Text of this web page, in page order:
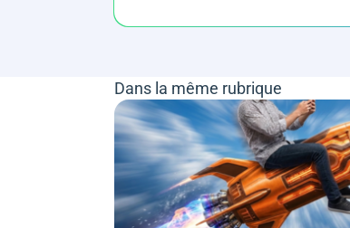
Dans la même rubrique